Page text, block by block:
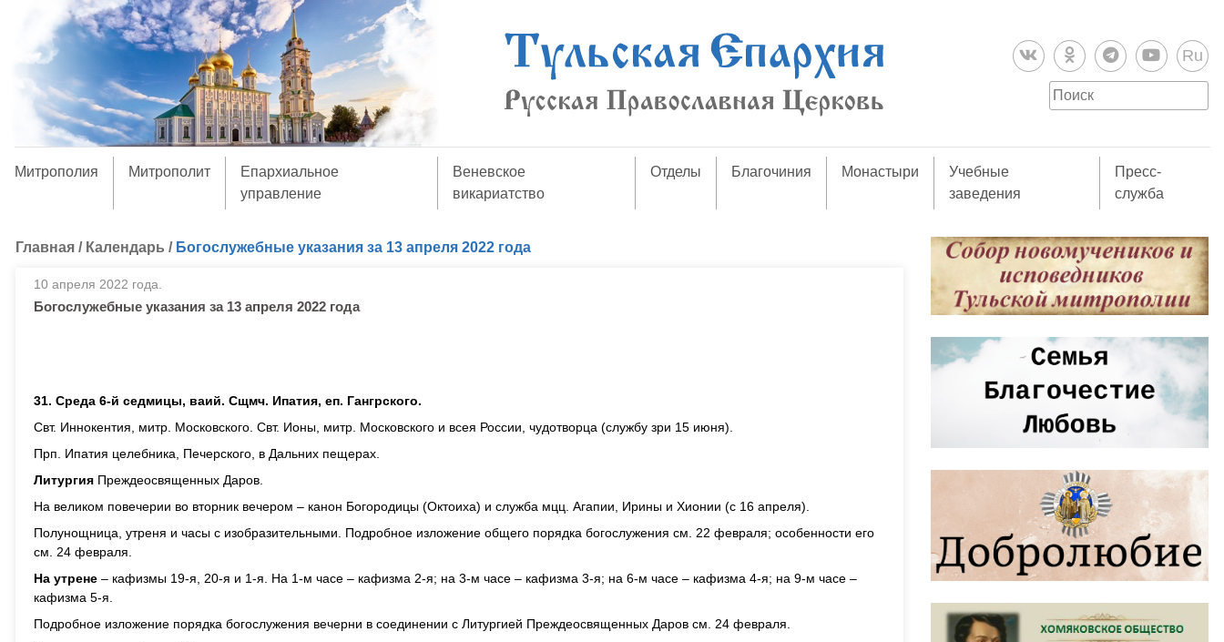
Ru
Митрополия Митрополит
Епархиальное
управление
Веневское
викариатство
Отделы Благочиния Монастыри
Учебные
заведения
Пресс-
служба
Главная / Календарь / Богослужебные указания за 13 апреля 2022 года
10 апреля 2022 года.
Богослужебные указания за 13 апреля 2022 года
31. Среда 6-й седмицы, ваий. Сщмч. Ипатия, еп. Гангрского.
Свт. Иннокентия, митр. Московского. Свт. Ионы, митр. Московского и всея России, чудотворца (службу зри 15 июня).
Прп. Ипатия целебника, Печерского, в Дальних пещерах.
Литургия Преждеосвященных Даров.
На великом повечерии во вторник вечером – канон Богородицы (Октоиха) и служба мцц. Агапии, Ирины и Хионии (с 16 апреля).
Полунощница, утреня и часы с изобразительными. Подробное изложение общего порядка богослужения см. 22 февраля; особенности его
см. 24 февраля.
На утрене – кафизмы 19-я, 20-я и 1-я. На 1-м часе – кафизма 2-я; на 3-м часе – кафизма 3-я; на 6-м часе – кафизма 4-я; на 9-м часе –
кафизма 5-я.
Подробное изложение порядка богослужения вечерни в соединении с Литургией Преждеосвященных Даров см. 24 февраля.